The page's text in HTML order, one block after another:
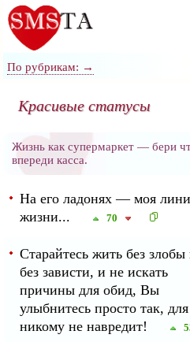
По рубрикам: →
Красивые статусы
Жизнь как супермаркет — бери
впереди касса.
На его ладонях — моя
жизни...
70
Старайтесь жить без злобы
без зависти, и не искать
причины для обид, Вы
улыбнитесь просто так,
никому не навредит!